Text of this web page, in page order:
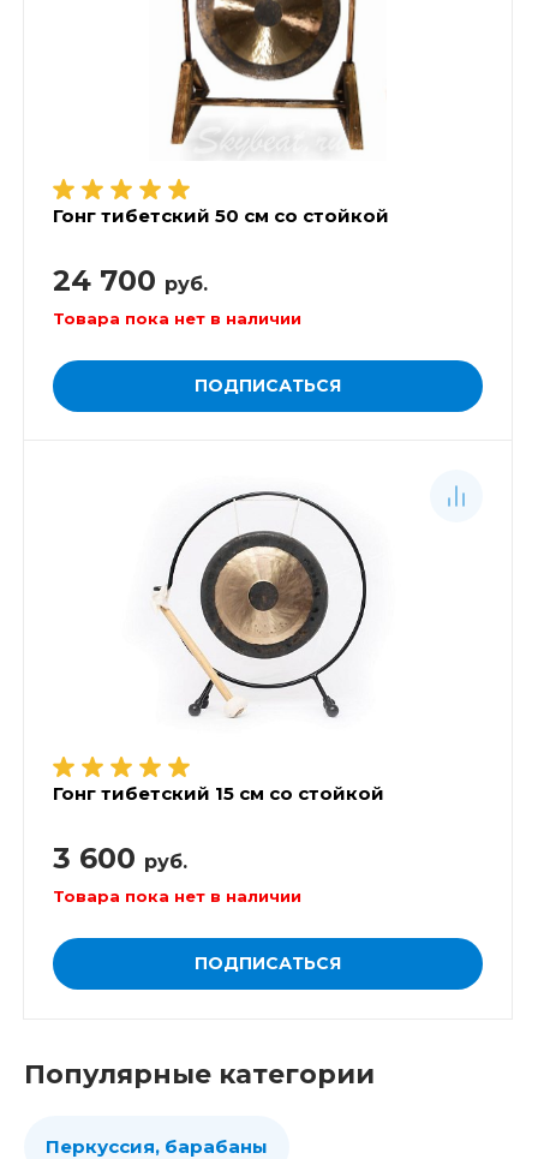
Гонг тибетский 50 см со стойкой
24 700 руб.
Товара пока нет в наличии
ПОДПИСАТЬСЯ
Гонг тибетский 15 см со стойкой
3 600 руб.
Товара пока нет в наличии
ПОДПИСАТЬСЯ
Популярные категории
Перкуссия, барабаны